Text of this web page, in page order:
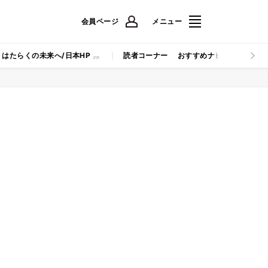
会員ページ メニュー
はたらくの未来へ/日本HP 読者コーナー おすすめナビ マイナビ